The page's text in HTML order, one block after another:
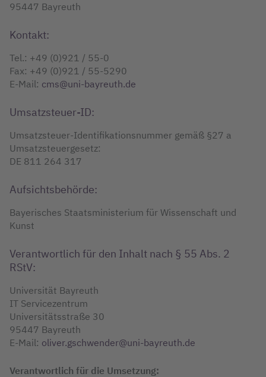
95447 Bayreuth
Kontakt:
Tel.: +49 (0)921 / 55-0
Fax: +49 (0)921 / 55-5290
E-Mail: cms@uni-bayreuth.de
Umsatzsteuer-ID:
Umsatzsteuer-Identifikationsnummer gemäß §27 a
Umsatzsteuergesetz:
DE 811 264 317
Aufsichtsbehörde:
Bayerisches Staatsministerium für Wissenschaft und
Kunst
Verantwortlich für den Inhalt nach § 55 Abs. 2
RStV:
Universität Bayreuth
IT Servicezentrum
Universitätsstraße 30
95447 Bayreuth
E-Mail: oliver.gschwender@uni-bayreuth.de
Verantwortlich für die Umsetzung: